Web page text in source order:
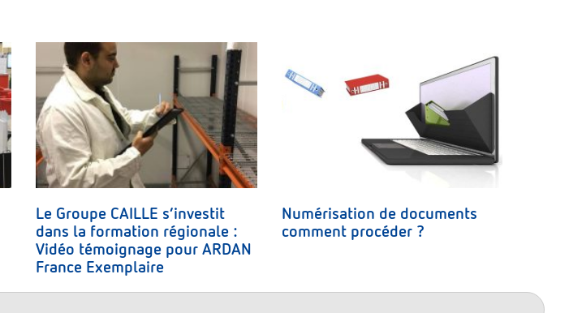
Le Groupe CAILLE s’investit
dans la formation régionale :
Vidéo témoignage pour ARDAN
France Exemplaire
Numérisation de documents
comment procéder ?